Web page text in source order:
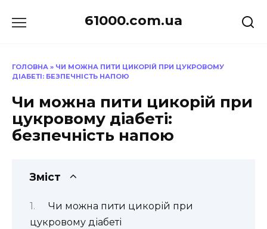
до
61000.com.ua
ГОЛОВНА » ЧИ МОЖНА ПИТИ ЦИКОРІЙ ПРИ ЦУКРОВОМУ
ДІАБЕТІ: БЕЗПЕЧНІСТЬ НАПОЮ
Чи можна пити цикорій при
цукровому діабеті:
безпечність напою
Зміст
Чи можна пити цикорій при
цукровому діабеті